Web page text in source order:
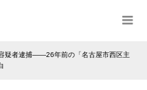
疑者逮捕――26年前の「名古屋市西区主